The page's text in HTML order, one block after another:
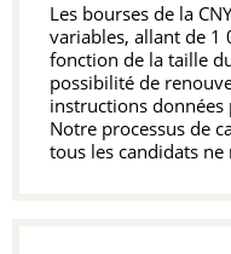
Les bourses de la
variables, allant de 1
fonction de la taille
possibilité de
instructions données
Notre processus de
tous les candidats